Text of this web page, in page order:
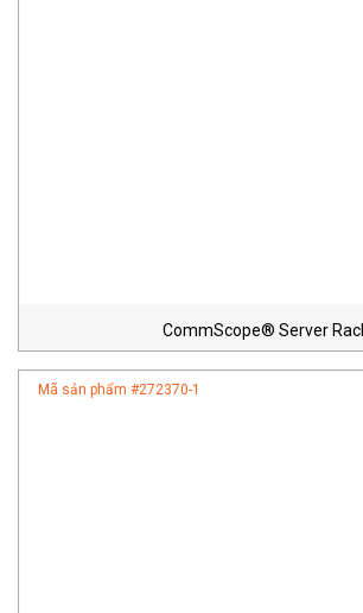
CommScope® Server
Mã sản phẩm #272370-1